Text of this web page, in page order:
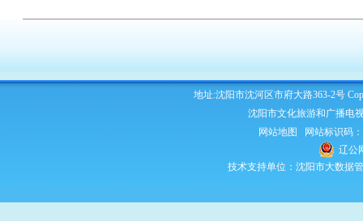
地址:沈阳市沈河区市府大路363-2号
沈阳市文化旅游和广播电
网站地图
网站标识码
辽公
技术支持单位：沈阳市大数据